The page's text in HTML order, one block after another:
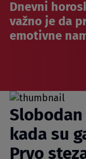
Dnevni
važno je da
emotivne
kada su
Prvo